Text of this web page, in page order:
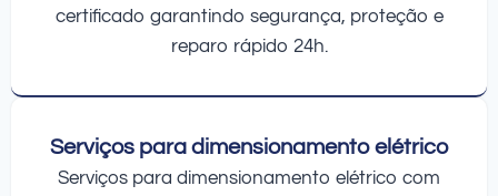
certificado garantindo segurança, proteção e
reparo rápido 24h.
Serviços para dimensionamento elétrico
Serviços para dimensionamento elétrico com